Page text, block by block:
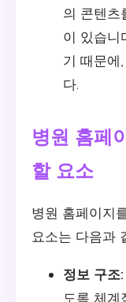
의 콘텐츠
이 있습니
기 때문에
다.
병원 홈페
할 요소
병원 홈페이지
요소는 다음과
정보 구조:
도록 체계